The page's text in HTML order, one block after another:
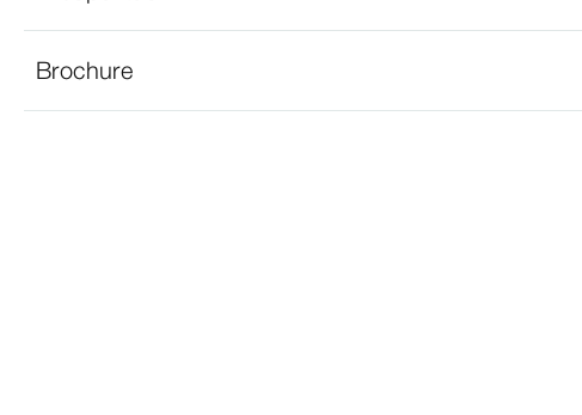
Brochure